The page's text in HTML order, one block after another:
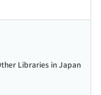
Libraries in Japan